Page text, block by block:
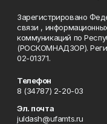
Зарегистрировано
связи ,
коммуникаций по
(РОСКОМНАДЗОР).
02-01371.
Телефон
8 (34787) 2-20-03
Эл. почта
juldash@ufamts.ru